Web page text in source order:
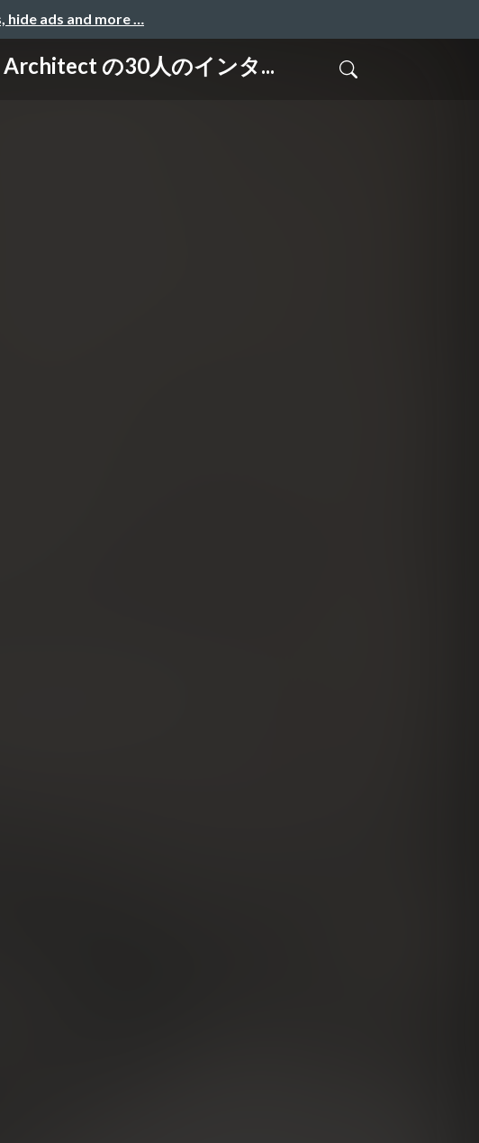
ads and more …
の30人のインタ...